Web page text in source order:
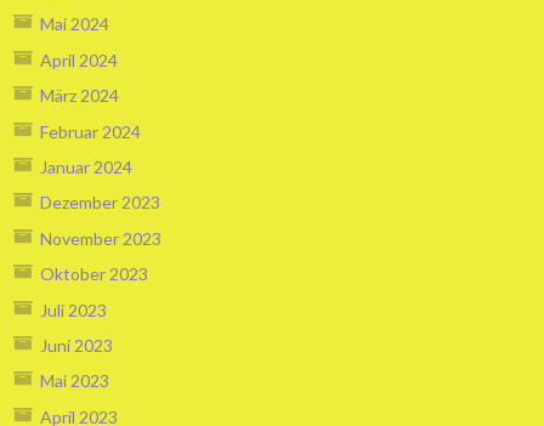
Mai 2024
April 2024
März 2024
Februar 2024
Januar 2024
Dezember 2023
November 2023
Oktober 2023
Juli 2023
Juni 2023
Mai 2023
April 2023